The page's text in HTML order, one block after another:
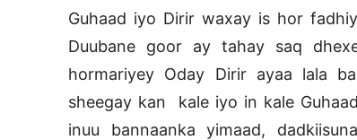
Guhaad iyo Dirir waxay is hor
Duubane goor ay tahay saq
hormariyey Oday Dirir ayaa lala
sheegay kan kale iyo in kale
inuu bannaanka yimaad,